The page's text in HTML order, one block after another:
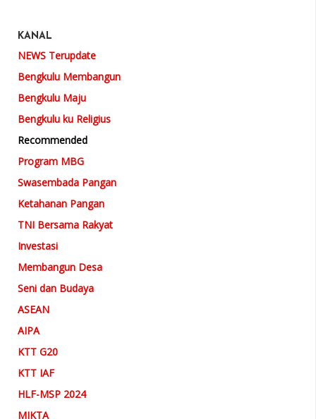
KANAL
NEWS Terupdate
Bengkulu Membangun
Bengkulu Maju
Bengkulu ku Religius
Recommended
Program MBG
Swasembada Pangan
Ketahanan Pangan
TNI Bersama Rakyat
Investasi
Membangun Desa
Seni dan Budaya
ASEAN
AIPA
KTT G20
KTT IAF
HLF-MSP 2024
MIKTA